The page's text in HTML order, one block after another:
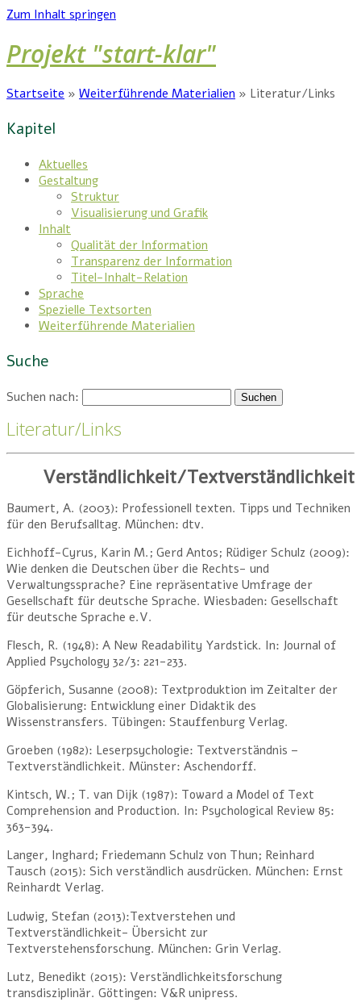
Zum Inhalt springen
Projekt "start-klar"
Startseite » Weiterführende Materialien » Literatur/Links
Kapitel
Aktuelles
Gestaltung
Struktur
Visualisierung und Grafik
Inhalt
Qualität der Information
Transparenz der Information
Titel-Inhalt-Relation
Sprache
Spezielle Textsorten
Weiterführende Materialien
Suche
Suchen nach:
Literatur/Links
Verständlichkeit/Textverständlichkeit
Baumert, A. (2003): Professionell texten. Tipps und Techniken
für den Berufsalltag. München: dtv.
Eichhoff-Cyrus, Karin M.; Gerd Antos; Rüdiger Schulz (2009):
Wie denken die Deutschen über die Rechts- und
Verwaltungssprache? Eine repräsentative Umfrage der
Gesellschaft für deutsche Sprache. Wiesbaden: Gesellschaft
für deutsche Sprache e.V.
Flesch, R. (1948): A New Readability Yardstick. In: Journal of
Applied Psychology 32/3: 221-233.
Göpferich, Susanne (2008): Textproduktion im Zeitalter der
Globalisierung: Entwicklung einer Didaktik des
Wissenstransfers. Tübingen: Stauffenburg Verlag.
Groeben (1982): Leserpsychologie: Textverständnis –
Textverständlichkeit. Münster: Aschendorff.
Kintsch, W.; T. van Dijk (1987): Toward a Model of Text
Comprehension and Production. In: Psychological Review 85:
363-394.
Langer, Inghard; Friedemann Schulz von Thun; Reinhard
Tausch (2015): Sich verständlich ausdrücken. München: Ernst
Reinhardt Verlag.
Ludwig, Stefan (2013):Textverstehen und
Textverständlichkeit- Übersicht zur
Textverstehensforschung. München: Grin Verlag.
Lutz, Benedikt (2015): Verständlichkeitsforschung
transdisziplinär. Göttingen: V&R unipress.